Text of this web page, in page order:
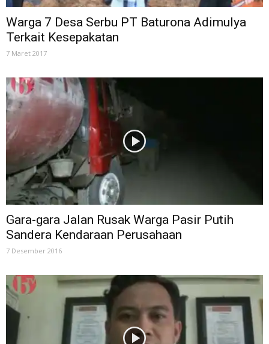
Warga 7 Desa Serbu PT Baturona Adimulya
Terkait Kesepakatan
7 Maret 2017
Gara-gara Jalan Rusak Warga Pasir Putih
Sandera Kendaraan Perusahaan
7 Desember 2016